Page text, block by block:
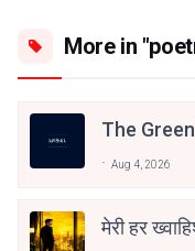
More in
The
Aug 4, 2026
मेरी हर